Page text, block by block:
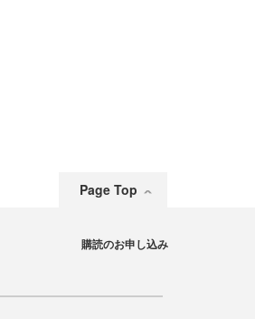
Page Top
購読のお申し込み